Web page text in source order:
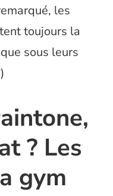
les
toujours la
sous leurs
? Les
gym